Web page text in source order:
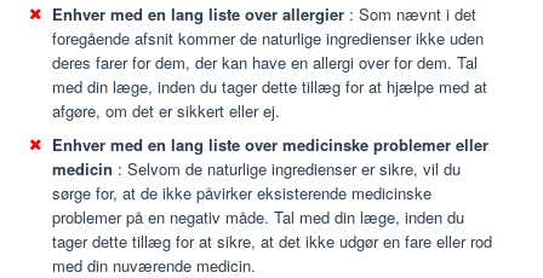
Enhver med en lang liste over allergier : Som nævnt i det
foregående afsnit kommer de naturlige ingredienser ikke uden
deres farer for dem, der kan have en allergi over for dem. Tal
med din læge, inden du tager dette tillæg for at hjælpe med at
afgøre, om det er sikkert eller ej.
Enhver med en lang liste over medicinske problemer eller
medicin : Selvom de naturlige ingredienser er sikre, vil du
sørge for, at de ikke påvirker eksisterende medicinske
problemer på en negativ måde. Tal med din læge, inden du
tager dette tillæg for at sikre, at det ikke udgør en fare eller rod
med din nuværende medicin.